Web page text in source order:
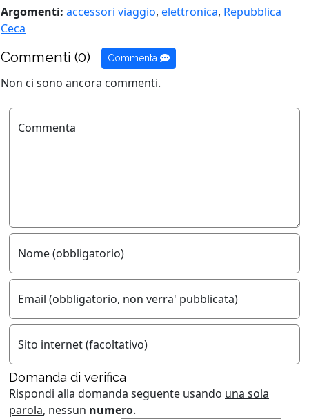
Argomenti: accessori viaggio, elettronica, Repubblica
Ceca
Commenti (0) Commenta
Non ci sono ancora commenti.
Commenta
Nome (obbligatorio)
Email (obbligatorio, non verra' pubblicata)
Sito internet (facoltativo)
Domanda di verifica
Rispondi alla domanda seguente usando una sola
parola, nessun numero.